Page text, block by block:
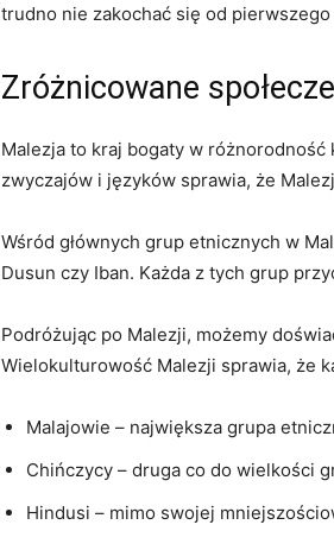
trudno nie zakochać się od
Zróżnicowane
Malezja to ‍kraj bogaty w
zwyczajów⁤ i języków sprawia, ​że
Wśród głównych grup ⁢etnicznych w
Dusun czy Iban. Każda z tych grup⁣
Podróżując po ‌Malezji,⁤ możemy
Wielokulturowość Malezji sprawia, że⁤
Malajowie – największa grupa
Chińczycy​ –⁣ druga⁢ co do wielkości
Hindusi – mimo⁤ swojej⁣